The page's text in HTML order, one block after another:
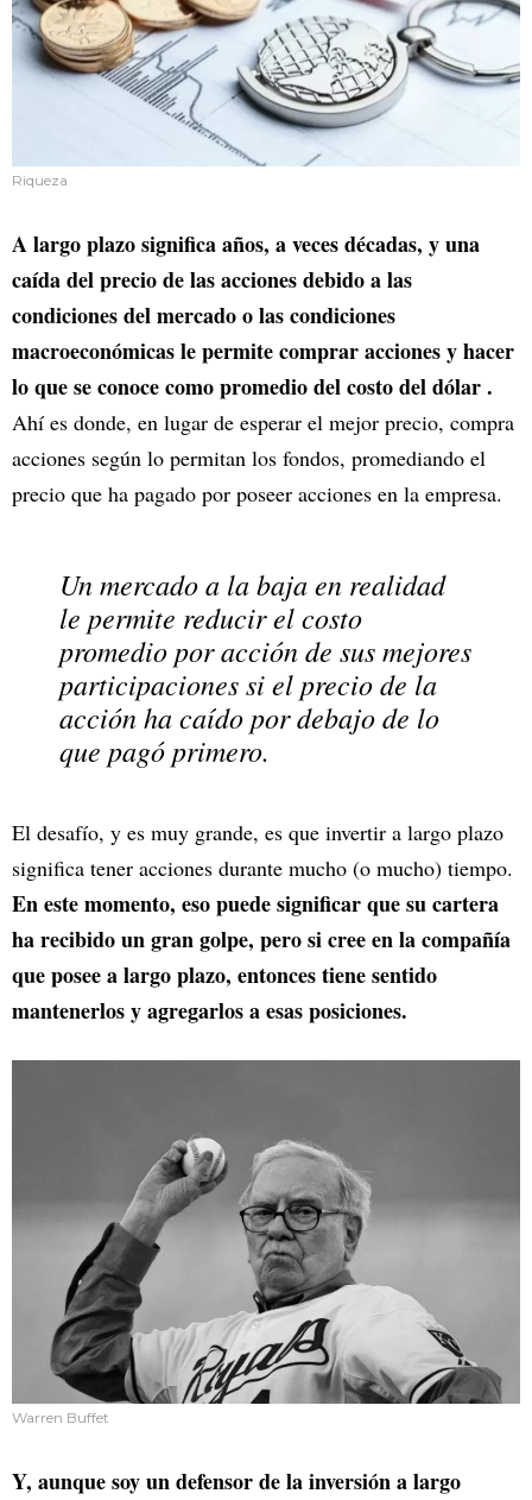
Riqueza
A largo plazo significa años, a veces décadas, y una
caída del precio de las acciones debido a las
condiciones del mercado o las condiciones
macroeconómicas le permite comprar acciones y hacer
lo que se conoce como promedio del costo del dólar .
Ahí es donde, en lugar de esperar el mejor precio, compra
acciones según lo permitan los fondos, promediando el
precio que ha pagado por poseer acciones en la empresa.
Un mercado a la baja en realidad
le permite reducir el costo
promedio por acción de sus mejores
participaciones si el precio de la
acción ha caído por debajo de lo
que pagó primero.
El desafío, y es muy grande, es que invertir a largo plazo
significa tener acciones durante mucho (o mucho) tiempo.
En este momento, eso puede significar que su cartera
ha recibido un gran golpe, pero si cree en la compañía
que posee a largo plazo, entonces tiene sentido
mantenerlos y agregarlos a esas posiciones.
Warren Buffet
Y, aunque soy un defensor de la inversión a largo